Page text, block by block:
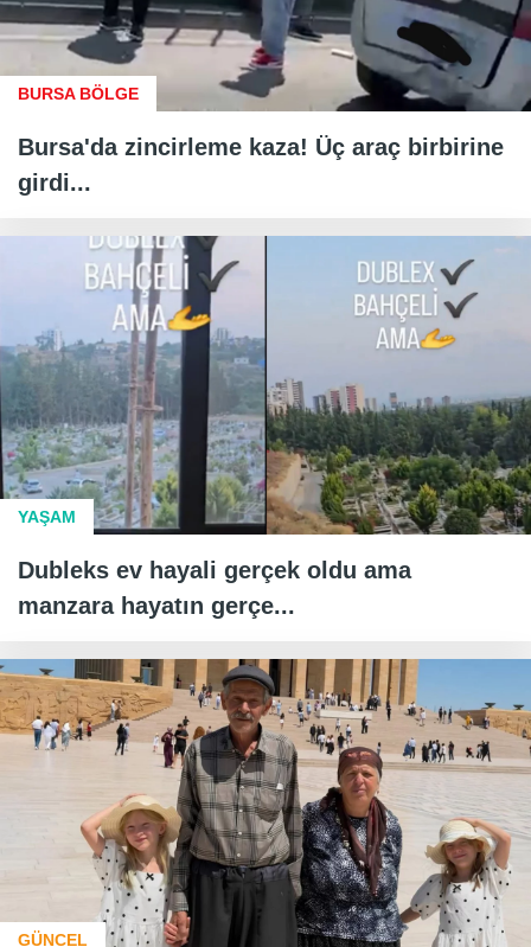
BURSA BÖLGE
Bursa'da zincirleme kaza! Üç araç birbirine
girdi...
YAŞAM
Dubleks ev hayali gerçek oldu ama
manzara hayatın gerçe...
GÜNCEL